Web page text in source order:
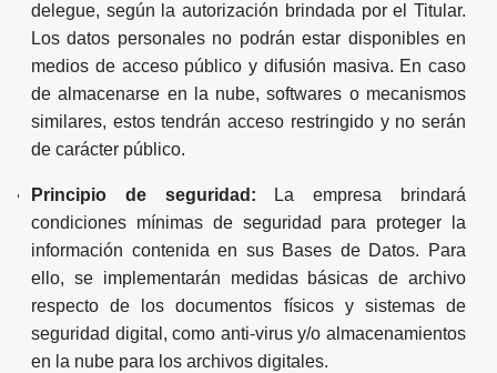
delegue, según la autorización brindada por el Titular.
Los datos personales no podrán estar disponibles en
medios de acceso público y difusión masiva. En caso
de almacenarse en la nube, softwares o mecanismos
similares, estos tendrán acceso restringido y no serán
de carácter público.
Principio de seguridad: La empresa brindará
condiciones mínimas de seguridad para proteger la
información contenida en sus Bases de Datos. Para
ello, se implementarán medidas básicas de archivo
respecto de los documentos físicos y sistemas de
seguridad digital, como anti-virus y/o almacenamientos
en la nube para los archivos digitales.